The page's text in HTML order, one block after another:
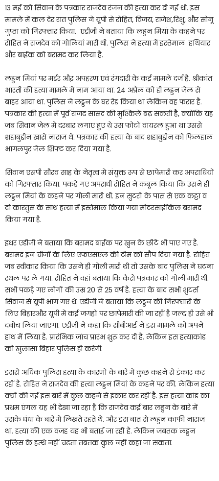
13 मई को सिवान के पत्रकार राजदेव रंजन की हत्या कर दी गई थी. इस
मामले में कल देर रात पुलिस ने यूपी से रोहित, विजय, राजेश,रिशु, और सोनू
गुप्ता को गिरफ्तार किया. एडीजी ने बताया कि लड्डन मियां के कहने पर
रोहित ने राजदेव को गोलियां मारी थी. पुलिस ने हत्या में इस्तेमाल हथियार
और बाईक को बरामद कर लिया है.
लड्डन मियां पर मर्डर औऱ अपहरण एवं रंगदारी के कई मामले दर्ज है. श्रीकांत
भारती की हत्या मामले में नाम आया था. 24 अप्रैल को ही लड्डन जेल से
बाहर आया था. पुलिस ने लड्डन के घर रेड किया था लेकिन वह फरार है.
पत्रकार की हत्या में पूर्व राजद सांसद की मुश्किलें बढ़ सकती है, क्योंकि यह
जब सिवान जेल में दरबार लगाए हुए थे उस फोटों वायरल हुआ था उससे
शहाबुद्दीन खासे नाराज थे. पत्रकार की हत्या के बाद शहाबुद्दीन को फिलहाल
भागलपुर जेल शिफ्ट कर दिया गया है.
सिवान एसपी सौरव साह के नेतृत्व में संयुक्त रूप से छापेमारी कर अपराधियों
को गिरफ्तार किया. पकड़े गए अपराधी रोहित ने कबूल किया कि उसने ही
लड्डन मियां के कहने पर गोली मारी थी. इन सुटरों के पास से एक कट्टा व
दो कारतुस के साथ हत्या में इस्तेमाल किया गया मोटरसाईकिल बरामद
किया गया है.
इधर एडीजी ने बताया कि बरामद बाईक पर खुन के छींटे भी पाए गए है.
बरामद इन चीजों के लिए एफएसएल की टीम को सौप दिया गया है. रोहित
जब स्वीकार किया कि उसने ही गोली मारी थी तो उसके बाद पुलिस ने घटना
स्थल पर ले गया. रोहित ने वहां बताया कि कैसे पत्रकार को गोली मारी थी.
सभी पकड़े गए लोगों की उम्र 20 से 25 वर्ष है. हत्या के बाद सभी शुटर्स
सिवान से यूपी भाग गए थे. एडीजी ने बताया कि लड्डन की गिरफ्तारी के
लिए बिहारऔर यूपी में कई जगहों पर छापेमारी की जा रहीं है जल्द ही उसे भी
दबोच लिया जाएगा. एडीजी ने कहा कि सीबीआई ने इस मामले को अपने
हाथ में लिया है. प्रारंभिक जांच प्रारंभ शुरू कर दी है. लेकिन इस हत्याकांड
को खुलासा बिहार पुलिस ही करेगी.
इससे अधिक पुलिस हत्या के कारणों के बारे में कुछ कहने से इंकार कर
रहीं है. रोहित ने राजदेव की हत्या लड्डन मियां के कहने पर की. लेकिन हत्या
क्यों की गई इस बारें में कुछ कहने से इंकार कर रहीं है. इस हत्या कांड का
प्रथम एंगल यह भी देखा जा रहा है कि राजदेव कई बार लड्डन के बारे में
उसके धंधा के बारे में लिखते रहते थे. और इस बात से लड्डन काफी नाराज
था. हत्या की एक वजह यह भी बताई जा रहीं है. लेकिन जबतक लड्डन
पुलिस के हत्थे नहीं चढ़ता तबतक कुछ नहीं कहा जा सकता.